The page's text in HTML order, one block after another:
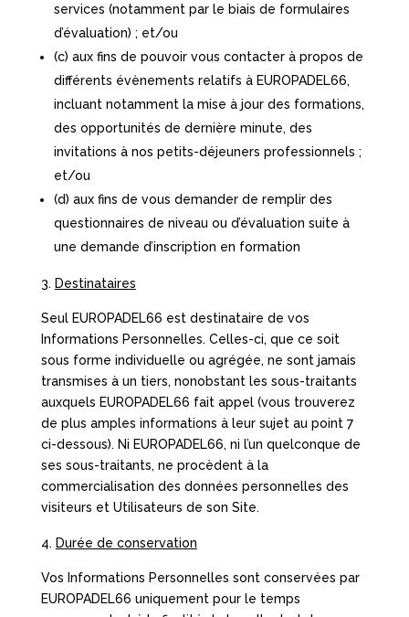
services (notamment par le biais de formulaires
d’évaluation) ; et/ou
(c) aux fins de pouvoir vous contacter à propos de
différents évènements relatifs à EUROPADEL66,
incluant notamment la mise à jour des formations,
des opportunités de dernière minute, des
invitations à nos petits-déjeuners professionnels ;
et/ou
(d) aux fins de vous demander de remplir des
questionnaires de niveau ou d’évaluation suite à
une demande d’inscription en formation
Destinataires
Seul EUROPADEL66 est destinataire de vos
Informations Personnelles. Celles-ci, que ce soit
sous forme individuelle ou agrégée, ne sont jamais
transmises à un tiers, nonobstant les sous-traitants
auxquels EUROPADEL66 fait appel (vous trouverez
de plus amples informations à leur sujet au point 7
ci-dessous). Ni EUROPADEL66, ni l’un quelconque de
ses sous-traitants, ne procèdent à la
commercialisation des données personnelles des
visiteurs et Utilisateurs de son Site.
Durée de conservation
Vos Informations Personnelles sont conservées par
EUROPADEL66 uniquement pour le temps